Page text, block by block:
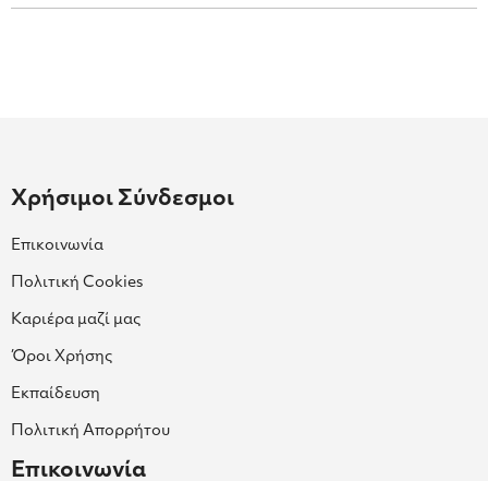
Χρήσιμοι Σύνδεσμοι
Επικοινωνία
Πολιτική Cookies
Καριέρα μαζί μας
Όροι Χρήσης
Εκπαίδευση
Πολιτική Απορρήτου
Επικοινωνία